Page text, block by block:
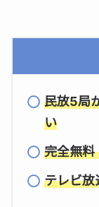
民放5局
い
完全無料
テレビ放